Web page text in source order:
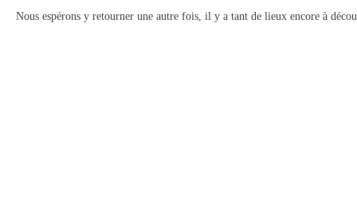
Nous espérons y retourner une autre fois, il y a tant de lieux encore à